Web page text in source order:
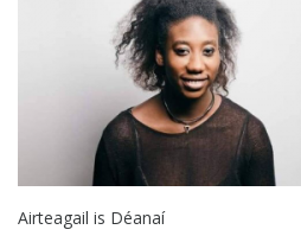
Airteagail is Déanaí